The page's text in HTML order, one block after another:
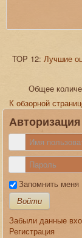
TOP 12: Лучшие
Общее
К обзорной
Авторизация
Запомнить меня
Войти
Забыли данные
Регистрация